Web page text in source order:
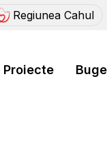
Regiunea Cahul
Proiecte